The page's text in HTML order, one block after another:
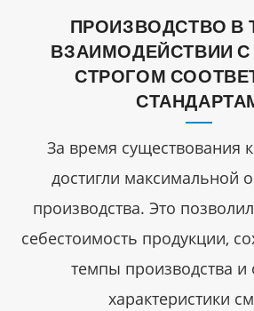
ПРОИЗВОДСТВО В
ВЗАИМОДЕЙСТВИИ С
СТРОГОМ
За время существования
достигли максимальной
производства. Это
себестоимость продукции,
темпы производства и
характеристики